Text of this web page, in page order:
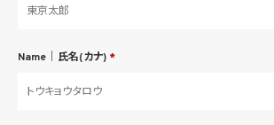
Name｜氏名(カナ) *